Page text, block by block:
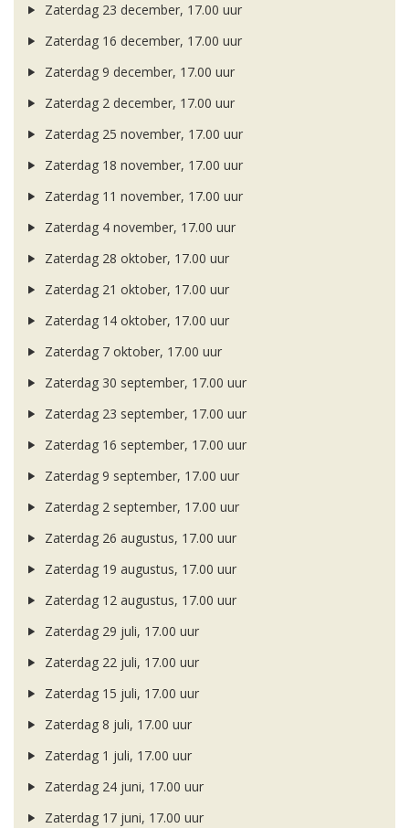
Zaterdag 23 december, 17.00 uur
Zaterdag 16 december, 17.00 uur
Zaterdag 9 december, 17.00 uur
Zaterdag 2 december, 17.00 uur
Zaterdag 25 november, 17.00 uur
Zaterdag 18 november, 17.00 uur
Zaterdag 11 november, 17.00 uur
Zaterdag 4 november, 17.00 uur
Zaterdag 28 oktober, 17.00 uur
Zaterdag 21 oktober, 17.00 uur
Zaterdag 14 oktober, 17.00 uur
Zaterdag 7 oktober, 17.00 uur
Zaterdag 30 september, 17.00 uur
Zaterdag 23 september, 17.00 uur
Zaterdag 16 september, 17.00 uur
Zaterdag 9 september, 17.00 uur
Zaterdag 2 september, 17.00 uur
Zaterdag 26 augustus, 17.00 uur
Zaterdag 19 augustus, 17.00 uur
Zaterdag 12 augustus, 17.00 uur
Zaterdag 29 juli, 17.00 uur
Zaterdag 22 juli, 17.00 uur
Zaterdag 15 juli, 17.00 uur
Zaterdag 8 juli, 17.00 uur
Zaterdag 1 juli, 17.00 uur
Zaterdag 24 juni, 17.00 uur
Zaterdag 17 juni, 17.00 uur